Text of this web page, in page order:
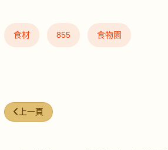
食材 855 食物園
上一篇文章: 粟米油 (corn-oil)
上一頁